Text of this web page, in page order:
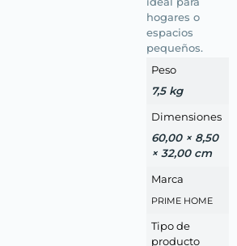
hogares o
espacios
pequeños.
Peso
7,5 kg
Dimensiones
60,00 × 8,50
× 32,00 cm
Marca
PRIME HOME
Tipo de
producto